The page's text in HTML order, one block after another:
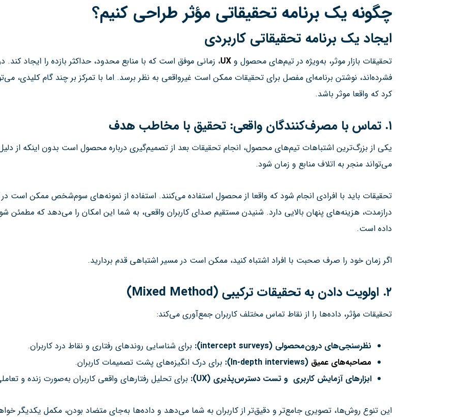
چگونه یک برنامه تحقیقاتی مؤثر طراحی کنیم؟
ایجاد یک برنامه تحقیقاتی کاربردی
تحقیقات بازار موثر، به‌ویژه در تیم‌های محصول وUX، زمانی موفق است که با منابع محدود، حداکثر بازده را ایجاد
فشرده‌اند، نوشتن برنامه‌ای مفصل برای تحقیقات ممکن است غیرواقعی به نظر برسد. اما با تمرکز بر چند گام کلیدی،
کرد که واقعا موثر باشد.
۱.تماس با مصرف‌کنندگان واقعی: تحقیق با مخاطب هدف
یکی از بزرگ‌ترین اشتباهات تیم‌های محصول، انجام تحقیقات بعد از تصمیم‌گیری درباره محصول است بدون اینکه از
می‌تواند منجر به اتلاف منابع و زمان شود.
تحقیقات باید با افرادی انجام شود که واقعا از محصول استفاده می‌کنند. استفاده از نمونه‌های سوم‌شخص ممکن است در
درازمدت، هزینه‌های پنهان بالایی دارد. شنیدن مستقیم صدای کاربران واقعی، به شما این امکان را می‌دهد که مطمئن
داده است.
اگر زمان خود را صرف صحبت با افراد اشتباه کنید، ممکن است در مسیر اشتباهی قدم بردارید.
۲. اولویت دادن به تحقیقات ترکیبی (Mixed Method)
تحقیقات مؤثر، داده‌ها را از نقاط تماس مختلف کاربران جمع‌آوری می‌کند:
نظرسنجی‌های درون‌محصولی (intercept surveys):
برای شناسایی روندهای رفتاری و نقاط درد کاربران.
مصاحبه‌های عمیق (In-depth interviews):
برای درک انگیزه‌های پشت تصمیمات کاربران.
ابزارهای آزمایش کاربری و تست دسترس‌پذیری (UX
): برای تحلیل رفتارهای واقعی کاربران به‌صورت زنده و
این تنوع روش‌ها، تصویری جامع‌تر و دقیق‌تر از کاربران به شما می‌دهد و داده‌ها به‌جای متضاد بودن، مکمل یکدیگر